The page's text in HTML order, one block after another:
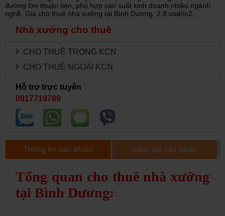
đường lớn thuận tiện, phù hợp sản xuất kinh doanh nhiều ngành
nghề. Giá cho thuê nhà xưởng tại Bình Dương: 2,8 usd/m2.
Nhà xưởng cho thuê
CHO THUÊ TRONG KCN
CHO THUÊ NGOÀI KCN
Hỗ trợ trực tuyến
0917719789
Thông tin sản phẩm Đánh giá sản phẩm
Tổng quan cho thuê nhà xưởng
tại Bình Dương: